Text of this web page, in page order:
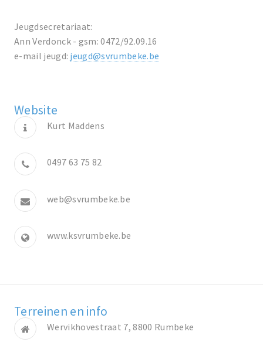
Jeugdsecretariaat:
Ann Verdonck - gsm: 0472/92.09.16
e-mail jeugd: jeugd@svrumbeke.be
Website
Kurt Maddens
0497 63 75 82
web@svrumbeke.be
www.ksvrumbeke.be
Terreinen en info
Wervikhovestraat 7, 8800 Rumbeke